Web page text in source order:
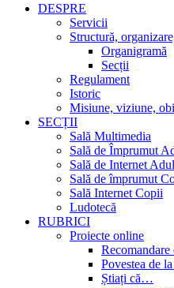
DESPRE
Servicii
Structură,
Organigramă
Secții
Regulament
Istoric
Misiune, viziune,
SECȚII
Sală Multimedia
Sală de Împrumut
Sală de Internet
Sală de împrumut
Sală Internet Copii
Ludotecă
RUBRICI
Proiecte online
Recomandare
Povestea de
Știați că…